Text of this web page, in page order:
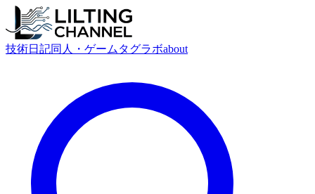
技術日記同人・ゲーム タグラボabout